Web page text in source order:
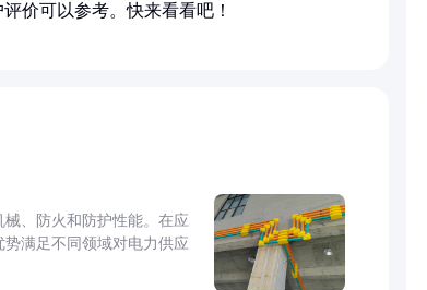
价可以参考。快来看看吧！
、防火和防护性能。在应
满足不同领域对电力供应